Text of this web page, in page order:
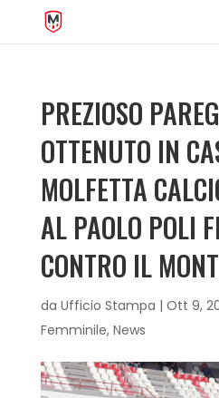
PREZIOSO
OTTENUTO IN
MOLFETTA
AL PAOLO POLI
CONTRO IL
da Ufficio Stampa | Ott 9,
Femminile, News